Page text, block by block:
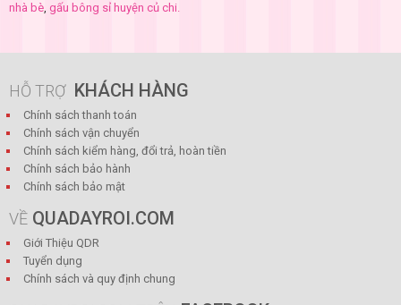
nhà bè, gấu bông sỉ huyện củ chi.
HỖ TRỢ KHÁCH HÀNG
Chính sách thanh toán
Chính sách vận chuyển
Chính sách kiểm hàng, đổi trả, hoàn tiền
Chính sách bảo hành
Chính sách bảo mật
VỀ QUADAYROI.COM
Giới Thiệu QDR
Tuyển dụng
Chính sách và quy định chung